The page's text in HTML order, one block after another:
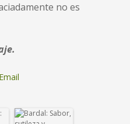
no es